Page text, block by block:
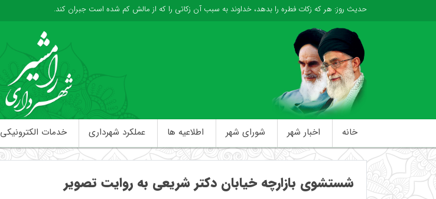
حدیث روز: هر كه زكات فطره را بدهد، خداوند به سبب آن زكاتى را كه از مالش كم شده است جبران كند.
خانه اخبار شهر شورای شهر اطلاعیه ها عملکرد شهرداری خدمات الکترونیکی
شستشوی بازارچه خیابان دکتر شریعی به روایت تصویر